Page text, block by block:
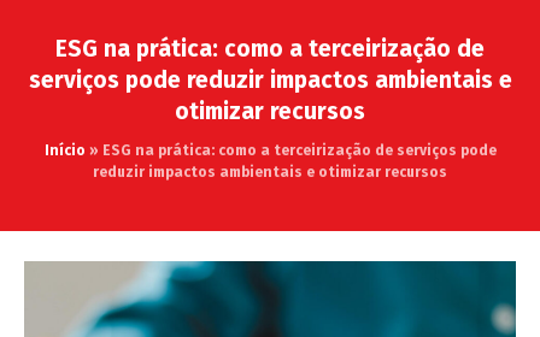
ESG na prática: como a terceirização de
serviços pode reduzir impactos ambientais e
otimizar recursos
Início » ESG na prática: como a terceirização de serviços pode
reduzir impactos ambientais e otimizar recursos